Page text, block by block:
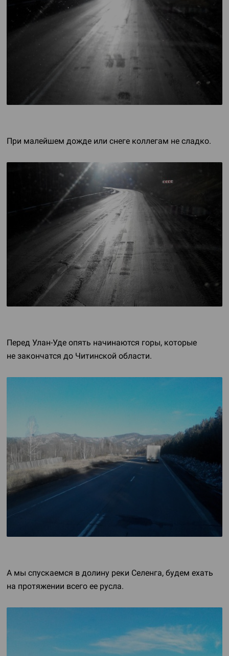
При малейшем дожде или снеге коллегам не сладко.
Перед Улан-Уде опять начинаются горы, которые
не закончатся до Читинской области.
А мы спускаемся в долину реки Селенга, будем ехать
на протяжении всего ее русла.